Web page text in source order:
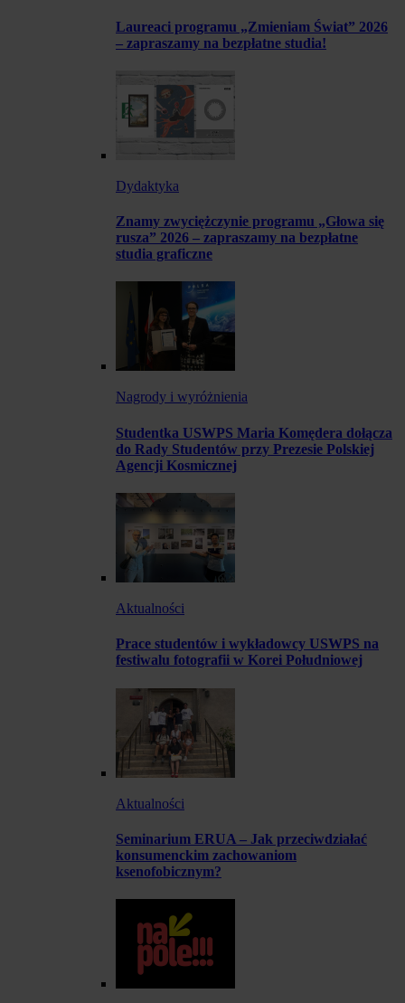
Laureaci programu „Zmieniam Świat” 2026
– zapraszamy na bezpłatne studia!
Dydaktyka
Znamy zwyciężczynie programu „Głowa się
rusza” 2026 – zapraszamy na bezpłatne
studia graficzne
Nagrody i wyróżnienia
Studentka USWPS Maria Komędera dołącza
do Rady Studentów przy Prezesie Polskiej
Agencji Kosmicznej
Aktualności
Prace studentów i wykładowcy USWPS na
festiwalu fotografii w Korei Południowej
Aktualności
Seminarium ERUA – Jak przeciwdziałać
konsumenckim zachowaniom
ksenofobicznym?